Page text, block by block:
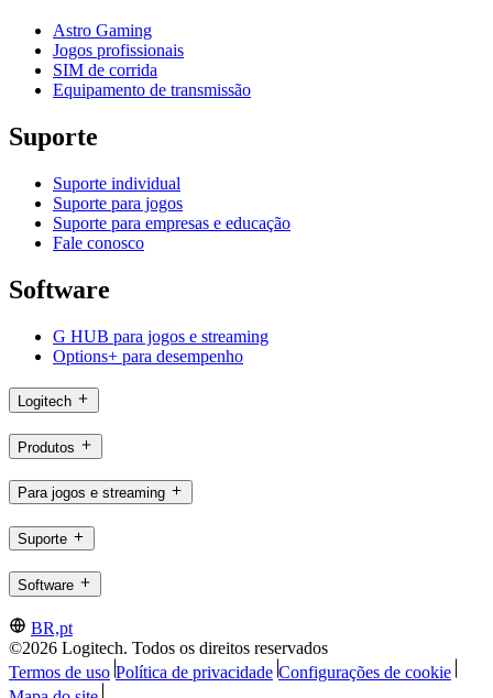
Astro Gaming
Jogos profissionais
SIM de corrida
Equipamento de transmissão
Suporte
Suporte individual
Suporte para jogos
Suporte para empresas e educação
Fale conosco
Software
G HUB para jogos e streaming
Options+ para desempenho
Logitech
Produtos
Para jogos e streaming
Suporte
Software
BR,pt
©2026 Logitech. Todos os direitos reservados
Termos de uso Política de privacidade Configurações de cookie